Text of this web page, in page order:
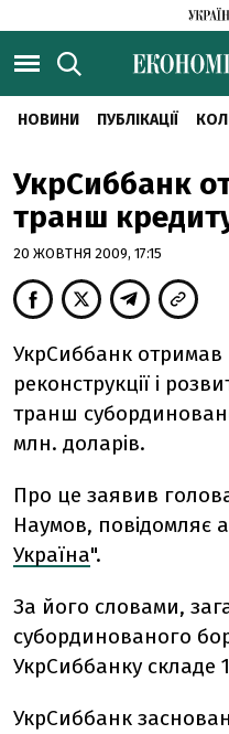
НОВИНИ ПУБЛІКАЦІЇ
УкрСиббанк
транш
20 ЖОВТНЯ 2009, 17:15
УкрСиббанк отримав
реконструкції і
транш
млн. доларів.
Про це заявив
Наумов, повідомляє
Україна".
За його словами,
субординованого
УкрСиббанку складе
УкрСиббанк